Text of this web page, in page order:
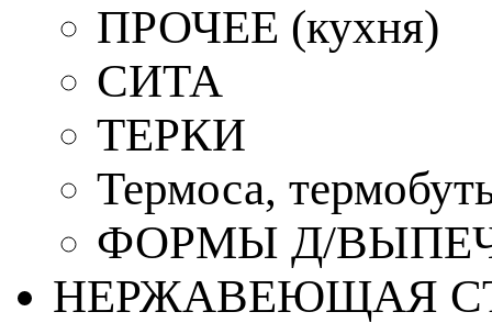
ПРОЧЕЕ (кухня)
СИТА
ТЕРКИ
Термоса,
ФОРМЫ Д/
НЕРЖАВЕЮЩАЯ